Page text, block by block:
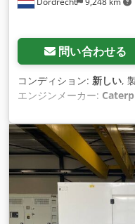
問い合わせる
コンディション: 新しい,
エンジンメーカー: